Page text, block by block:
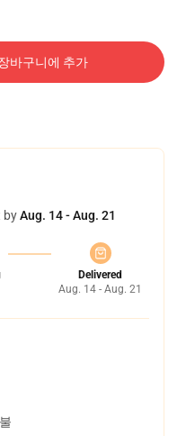
바구니에 추가
byAug. 14 - Aug. 21
Delivered
Aug. 14 - Aug. 21